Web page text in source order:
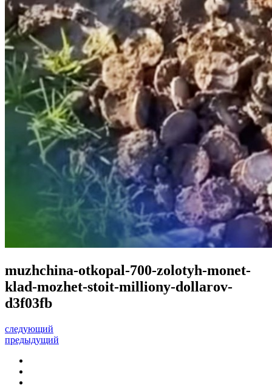
muzhchina-otkopal-700-zolotyh-monet-
klad-mozhet-stoit-milliony-dollarov-
d3f03fb
следующий
предыдущий